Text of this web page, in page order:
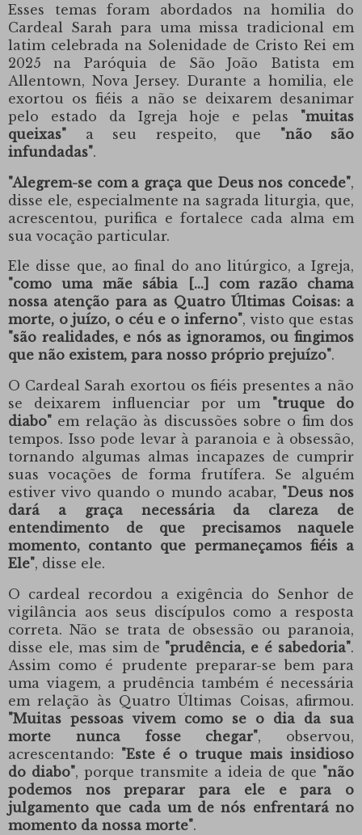
Esses temas foram abordados na homilia do
Cardeal Sarah para uma missa tradicional em
latim celebrada na Solenidade de Cristo Rei em
2025 na Paróquia de São João Batista em
Allentown, Nova Jersey. Durante a homilia, ele
exortou os fiéis a não se deixarem desanimar
pelo estado da Igreja hoje e pelas "muitas
queixas" a seu respeito, que "não são
infundadas".
"Alegrem-se com a graça que Deus nos concede",
disse ele, especialmente na sagrada liturgia, que,
acrescentou, purifica e fortalece cada alma em
sua vocação particular.
Ele disse que, ao final do ano litúrgico, a Igreja,
"como uma mãe sábia [...] com razão chama
nossa atenção para as Quatro Últimas Coisas: a
morte, o juízo, o céu e o inferno", visto que estas
"são realidades, e nós as ignoramos, ou fingimos
que não existem, para nosso próprio prejuízo".
O Cardeal Sarah exortou os fiéis presentes a não
se deixarem influenciar por um "truque do
diabo" em relação às discussões sobre o fim dos
tempos. Isso pode levar à paranoia e à obsessão,
tornando algumas almas incapazes de cumprir
suas vocações de forma frutífera. Se alguém
estiver vivo quando o mundo acabar, "Deus nos
dará a graça necessária da clareza de
entendimento de que precisamos naquele
momento, contanto que permaneçamos fiéis a
Ele", disse ele.
O cardeal recordou a exigência do Senhor de
vigilância aos seus discípulos como a resposta
correta. Não se trata de obsessão ou paranoia,
disse ele, mas sim de "prudência, e é sabedoria".
Assim como é prudente preparar-se bem para
uma viagem, a prudência também é necessária
em relação às Quatro Últimas Coisas, afirmou.
"Muitas pessoas vivem como se o dia da sua
morte nunca fosse chegar", observou,
acrescentando: "Este é o truque mais insidioso
do diabo", porque transmite a ideia de que "não
podemos nos preparar para ele e para o
julgamento que cada um de nós enfrentará no
momento da nossa morte".